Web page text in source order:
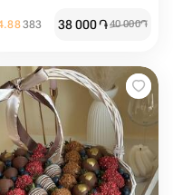
383 38 000֏40 000֏